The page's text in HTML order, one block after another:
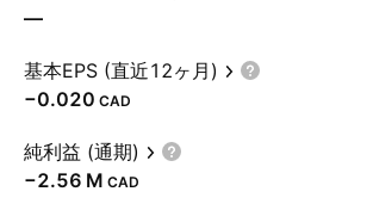
—
基本EPS (直近12ヶ月)
−0.020 CAD
純利益 (通期)
‪−2.56 M‬ CAD